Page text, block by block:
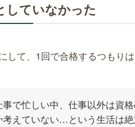
していなかった
して、1回で合格するつもりは
事で忙しい中、仕事以外は資
考えていない…という生活は